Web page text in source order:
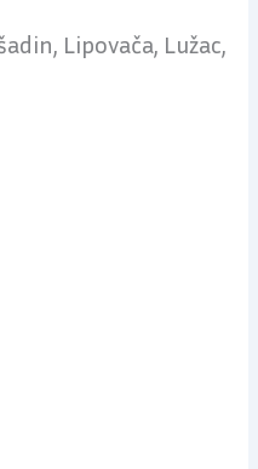
Lipovača, Lužac,